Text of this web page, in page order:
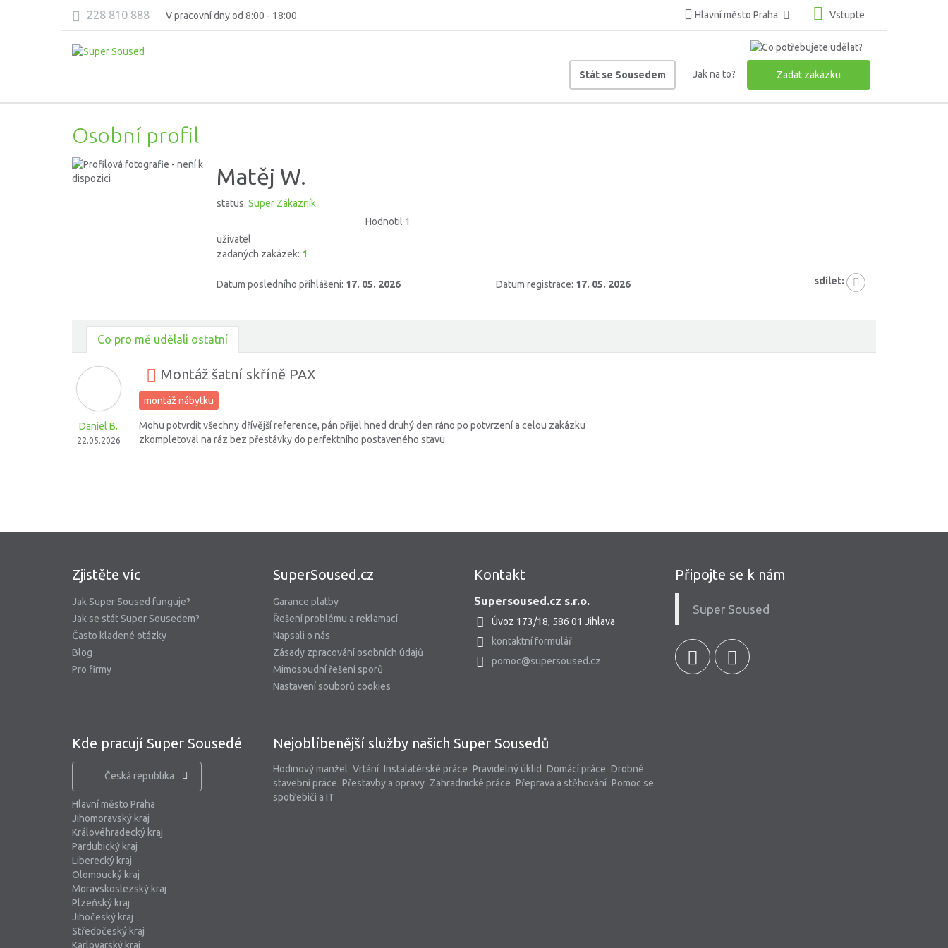
228 810 888 V pracovní dny od 8:00 - 18:00. Hlavní město Praha Vstupte
Stát se Sousedem Jak na to? Zadat zakázku
Osobní profil
Matěj W.
status: Super Zákazník
Hodnotil 1
uživatel
zadaných zakázek: 1
Datum posledního přihlášení: 17. 05. 2026 Datum registrace: 17. 05. 2026 sdílet:
Co pro mě udělali ostatní
Daniel B.
22.05.2026
Montáž šatní skříně PAX
montáž nábytku
Mohu potvrdit všechny dřívější reference, pán přijel hned druhý den ráno po potvrzení a celou zakázku
zkompletoval na ráz bez přestávky do perfektního postaveného stavu.
Zjistěte víc
Jak Super Soused funguje?
Jak se stát Super Sousedem?
Často kladené otázky
Blog
Pro firmy
SuperSoused.cz
Garance platby
Řešení problému a reklamací
Napsali o nás
Zásady zpracování osobních údajů
Mimosoudní řešení sporů
Nastavení souborů cookies
Kontakt
Supersoused.cz s.r.o.
Úvoz 173/18, 586 01 Jihlava
kontaktní formulář
pomoc@supersoused.cz
Kde pracují Super Sousedé
Česká republika
Hlavní město Praha
Jihomoravský kraj
Královéhradecký kraj
Pardubický kraj
Liberecký kraj
Olomoucký kraj
Moravskoslezský kraj
Plzeňský kraj
Jihočeský kraj
Středočeský kraj
Karlovarský kraj
Nejoblíbenější služby našich Super Sousedů
Hodinový manžel Vrtání Instalatérské práce Pravidelný úklid Domácí práce Drobné
stavební práce Přestavby a opravy Zahradnické práce Přeprava a stěhování Pomoc se
spotřebiči a IT
Připojte se k nám
Super Soused